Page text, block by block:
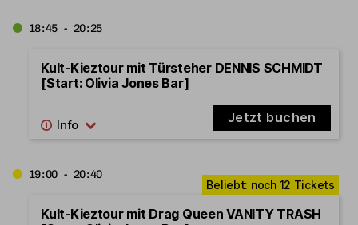
18:45 - 20:25
Kult-Kieztour mit Türsteher DENNIS SCHMIDT
[Start: Olivia Jones Bar]
Jetzt buchen
19:00 - 20:40
Kult-Kieztour mit Drag Queen VANITY TRASH